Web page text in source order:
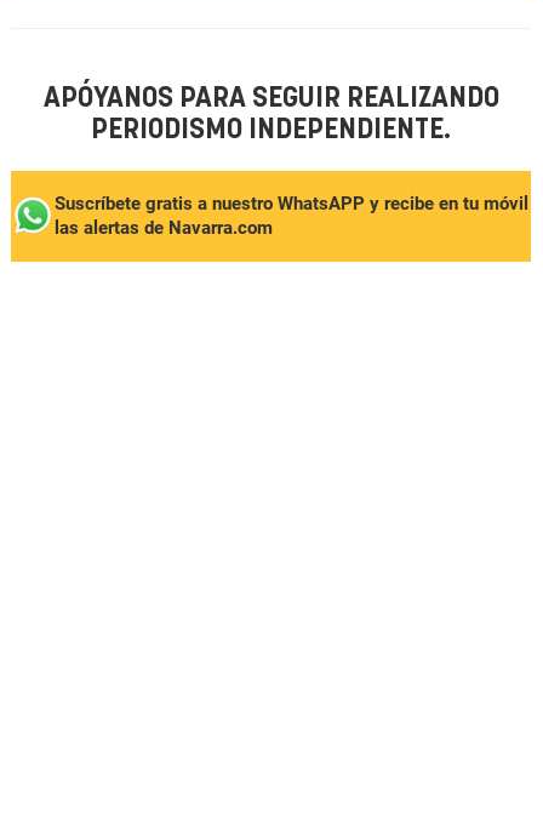
APÓYANOS PARA SEGUIR REALIZANDO
PERIODISMO INDEPENDIENTE.
Suscríbete gratis a nuestro WhatsAPP y recibe en tu móvil
las alertas de Navarra.com